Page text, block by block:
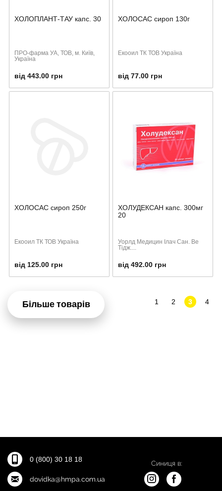
ХОЛОПЛАНТ-ТАУ капс. 30
ПРО-фарма УА, ТОВ, м. Київ,
Україна
від 443.00 грн
ХОЛОСАС сироп 130г
Екооил ТК ТОВ Україна
від 77.00 грн
ХОЛОСАС сироп 250г
Екооил ТК ТОВ Україна
від 125.00 грн
ХОЛУДЕКСАН капс. 300мг
20
Уорлд Медицин Ілач Сан. Ве
Тідж....
від 492.00 грн
Більше товарів 1 2 3 4
0 (800) 30 18 18
dovidka@hmpa.com.ua
Синиця в: